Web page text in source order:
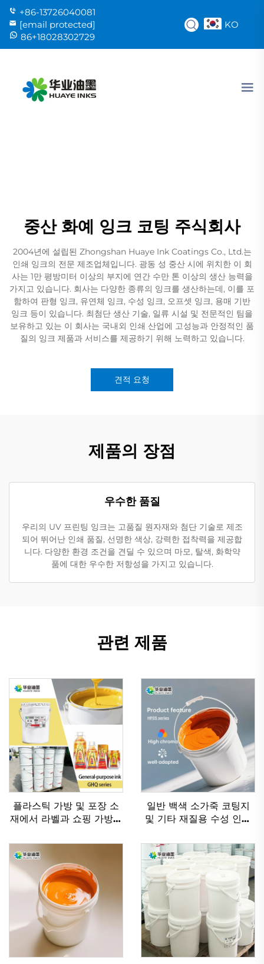
+86-13726040081
[email protected]
86+18028302729
KO
중산 화예 잉크 코팅 주식회사
2004년에 설립된 Zhongshan Huaye Ink Coatings Co., Ltd.는
인쇄 잉크의 전문 제조업체입니다. 광동 성 중산 시에 위치한 이 회
사는 1만 평방미터 이상의 부지에 연간 수만 톤 이상의 생산 능력을
가지고 있습니다. 회사는 다양한 종류의 잉크를 생산하는데, 이를 포
함하여 판형 잉크, 유연체 잉크, 수성 잉크, 오프셋 잉크, 용매 기반
잉크 등이 있습니다. 최첨단 생산 기술, 일류 시설 및 전문적인 팀을
보유하고 있는 이 회사는 국내외 인쇄 산업에 고성능과 안정적인 품
질의 잉크 제품과 서비스를 제공하기 위해 노력하고 있습니다.
견적 요청
제품의 장점
우수한 품질
우리의 UV 프린팅 잉크는 고품질 원자재와 첨단 기술로 제조
되어 뛰어난 인쇄 품질, 선명한 색상, 강력한 접착력을 제공합
니다. 다양한 환경 조건을 견딜 수 있으며 마모, 탈색, 화학약
품에 대한 우수한 저항성을 가지고 있습니다.
관련 제품
플라스틱 가방 및 포장 소
재에서 라벨과 쇼핑 가방을
잉크
일반 백색 소가죽 코팅지
및 기타 재질용 수성 인쇄